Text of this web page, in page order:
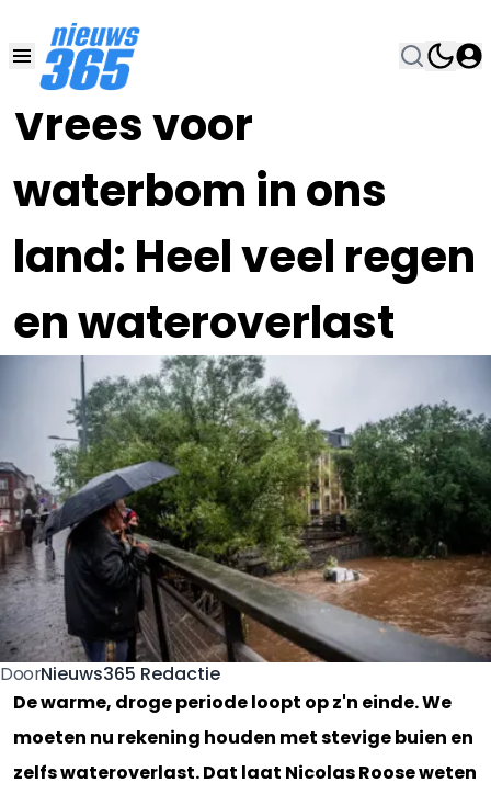
Vrees voor
waterbom in ons
land: Heel veel regen
en wateroverlast
30 AUG 2024, 12:00
DoorNieuws365 Redactie
De warme, droge periode loopt op z'n einde. We
moeten nu rekening houden met stevige buien en
zelfs wateroverlast. Dat laat Nicolas Roose weten